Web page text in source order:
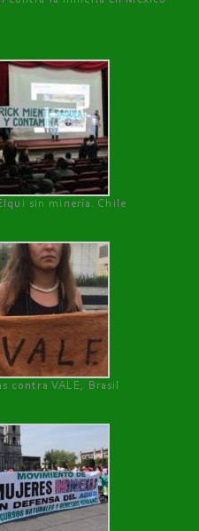
sin minería. Chile
contra VALE, Brasil